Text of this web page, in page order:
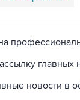
главных
новости в